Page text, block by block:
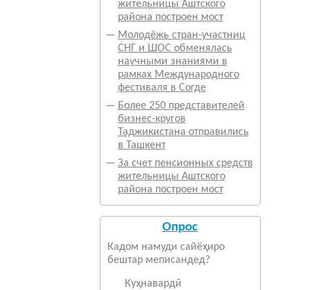
жительницы Аштского
района построен мост
— Молодёжь стран-участниц
СНГ и ШОС обменялась
научными знаниями в
рамках Международного
фестиваля в Согде
— Более 250 представителей
бизнес-кругов
Таджикистана отправились
в Ташкент
— За счет пенсионных средств
жительницы Аштского
района построен мост
Опрос
Кадом намуди сайёҳиро
бештар меписандед?
Куҳнавардӣ